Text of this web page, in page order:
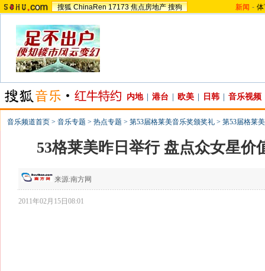
搜狐 ChinaRen 17173 焦点房地产 搜狗 新闻 -
内地 港台 欧美 日韩 音乐视频
音乐频道首页 > 音乐专题 > 热点专题 > 第53届格莱美音乐奖颁奖礼 > 第53届格莱
53格莱美昨日举行 盘点众女星价
来源:南方网
2011年02月15日08:01